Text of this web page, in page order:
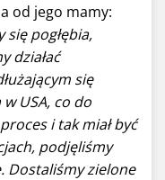
od jego mamy:
się pogłębia,
działać
się
USA, co do
i tak miał być
podjęliśmy
Dostaliśmy zielone